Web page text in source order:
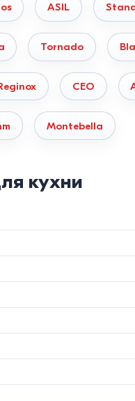
мытья габаритной
вспомогательных зон.
воды при
выглядят современно,
сплав
стали
ASIL
Tornado
CEO
Montebella
кухни